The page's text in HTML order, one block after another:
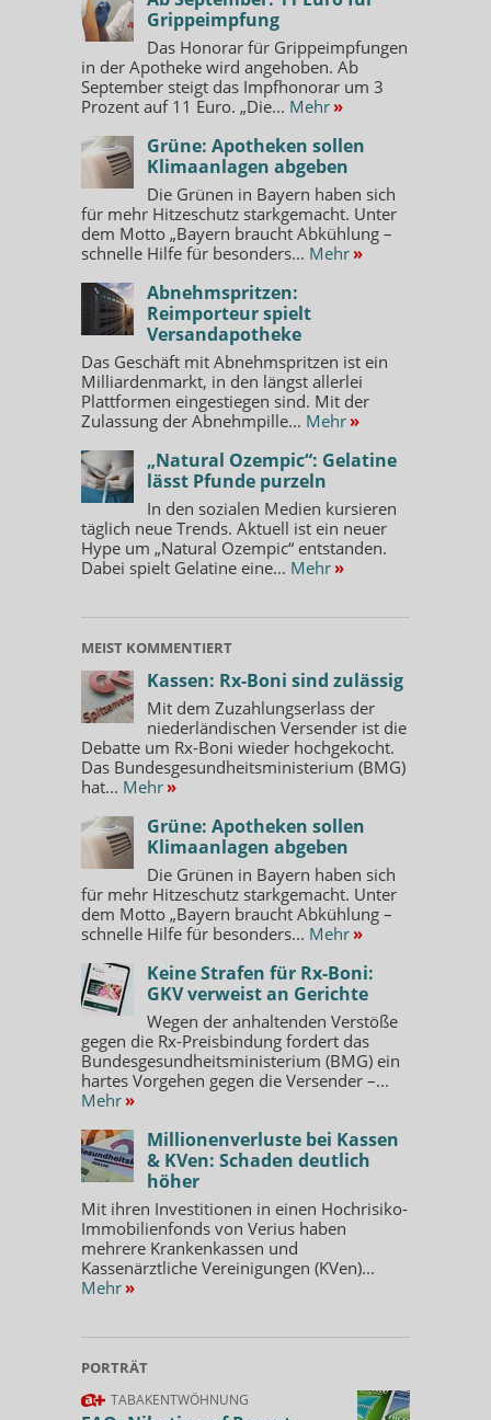
Grippeimpfung
Das Honorar für Grippeimpfungen
in der Apotheke wird angehoben. Ab
September steigt das Impfhonorar um 3
Prozent auf 11 Euro. „Die... Mehr »
Grüne: Apotheken sollen
Klimaanlagen abgeben
Die Grünen in Bayern haben sich
für mehr Hitzeschutz starkgemacht. Unter
dem Motto „Bayern braucht Abkühlung –
schnelle Hilfe für besonders... Mehr »
Abnehmspritzen:
Reimporteur spielt
Versandapotheke
Das Geschäft mit Abnehmspritzen ist ein
Milliardenmarkt, in den längst allerlei
Plattformen eingestiegen sind. Mit der
Zulassung der Abnehmpille... Mehr »
„Natural Ozempic“: Gelatine
lässt Pfunde purzeln
In den sozialen Medien kursieren
täglich neue Trends. Aktuell ist ein neuer
Hype um „Natural Ozempic“ entstanden.
Dabei spielt Gelatine eine... Mehr »
MEIST KOMMENTIERT
Kassen: Rx-Boni sind zulässig
Mit dem Zuzahlungserlass der
niederländischen Versender ist die
Debatte um Rx-Boni wieder hochgekocht.
Das Bundesgesundheitsministerium (BMG)
hat... Mehr »
Grüne: Apotheken sollen
Klimaanlagen abgeben
Die Grünen in Bayern haben sich
für mehr Hitzeschutz starkgemacht. Unter
dem Motto „Bayern braucht Abkühlung –
schnelle Hilfe für besonders... Mehr »
Keine Strafen für Rx-Boni:
GKV verweist an Gerichte
Wegen der anhaltenden Verstöße
gegen die Rx-Preisbindung fordert das
Bundesgesundheitsministerium (BMG) ein
hartes Vorgehen gegen die Versender –...
Mehr »
Millionenverluste bei Kassen
& KVen: Schaden deutlich
höher
Mit ihren Investitionen in einen Hochrisiko-
Immobilienfonds von Verius haben
mehrere Krankenkassen und
Kassenärztliche Vereinigungen (KVen)...
Mehr »
PORTRÄT
TABAKENTWÖHNUNG